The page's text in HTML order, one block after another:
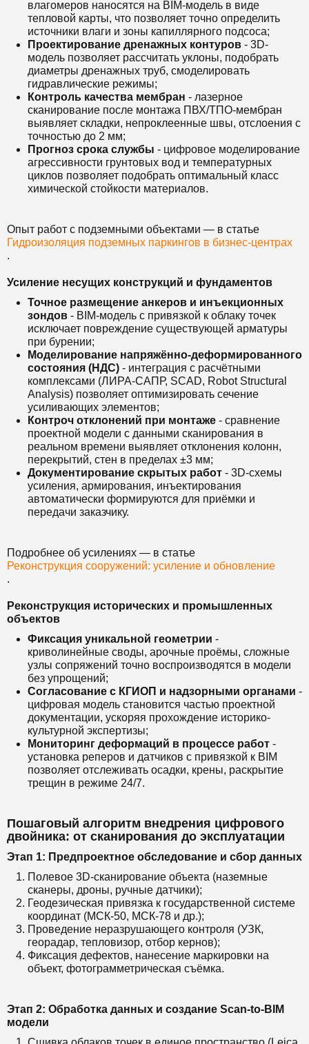
влагомеров наносятся на BIM-модель в виде
тепловой карты, что позволяет точно определить
источники влаги и зоны капиллярного подсоса;
Проектирование дренажных контуров - 3D-
модель позволяет рассчитать уклоны, подобрать
диаметры дренажных труб, смоделировать
гидравлические режимы;
Контроль качества мембран - лазерное
сканирование после монтажа ПВХ/ТПО-мембран
выявляет складки, непроклеенные швы, отслоения с
точностью до 2 мм;
Прогноз срока службы - цифровое моделирование
агрессивности грунтовых вод и температурных
циклов позволяет подобрать оптимальный класс
химической стойкости материалов.
Опыт работ с подземными объектами — в статье
Гидроизоляция подземных паркингов в бизнес-центрах
.
Усиление несущих конструкций и фундаментов
Точное размещение анкеров и инъекционных
зондов - BIM-модель с привязкой к облаку точек
исключает повреждение существующей арматуры
при бурении;
Моделирование напряжённо-деформированного
состояния (НДС) - интеграция с расчётными
комплексами (ЛИРА-САПР, SCAD, Robot Structural
Analysis) позволяет оптимизировать сечение
усиливающих элементов;
Контроч отклонений при монтаже - сравнение
проектной модели с данными сканирования в
реальном времени выявляет отклонения колонн,
перекрытий, стен в пределах ±3 мм;
Документирование скрытых работ - 3D-схемы
усиления, армирования, инъектирования
автоматически формируются для приёмки и
передачи заказчику.
Подробнее об усилениях — в статье
Реконструкция сооружений: усиление и обновление
.
Реконструкция исторических и промышленных
объектов
Фиксация уникальной геометрии -
криволинейные своды, арочные проёмы, сложные
узлы сопряжений точно воспроизводятся в модели
без упрощений;
Согласование с КГИОП и надзорными органами -
цифровая модель становится частью проектной
документации, ускоряя прохождение историко-
культурной экспертизы;
Мониторинг деформаций в процессе работ -
установка реперов и датчиков с привязкой к BIM
позволяет отслеживать осадки, крены, раскрытие
трещин в режиме 24/7.
Пошаговый алгоритм внедрения цифрового
двойника: от сканирования до эксплуатации
Этап 1: Предпроектное обследование и сбор данных
Полевое 3D-сканирование объекта (наземные
сканеры, дроны, ручные датчики);
Геодезическая привязка к государственной системе
координат (МСК-50, МСК-78 и др.);
Проведение неразрушающего контроля (УЗК,
георадар, тепловизор, отбор кернов);
Фиксация дефектов, нанесение маркировки на
объект, фотограмметрическая съёмка.
Этап 2: Обработка данных и создание Scan-to-BIM
модели